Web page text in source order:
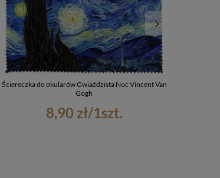
Ściereczka do okularów Gwiaździsta Noc Vincent Van
Gogh
8,90 zł/1szt.